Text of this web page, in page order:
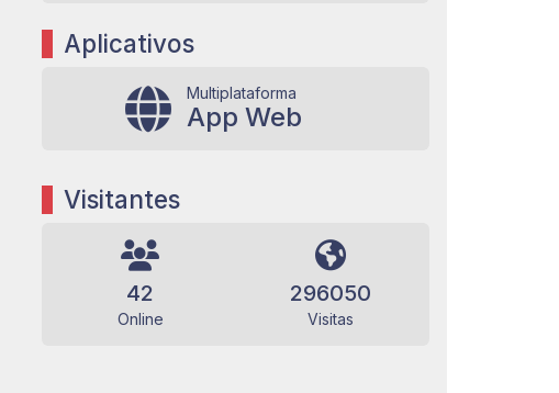
Aplicativos
Multiplataforma
App Web
Visitantes
42
Online
296050
Visitas